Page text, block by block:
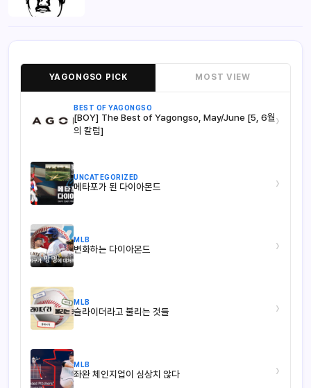
YAGONGSO PICK MOST VIEW
BEST OF YAGONGSO
[BOY] The Best of Yagongso, May/June [5, 6월
의 칼럼]
›
UNCATEGORIZED
메타포가 된 다이아몬드 ›
MLB
변화하는 다이아몬드 ›
MLB
슬라이더라고 불리는 것들 ›
MLB
좌완 체인지업이 심상치 않다 ›